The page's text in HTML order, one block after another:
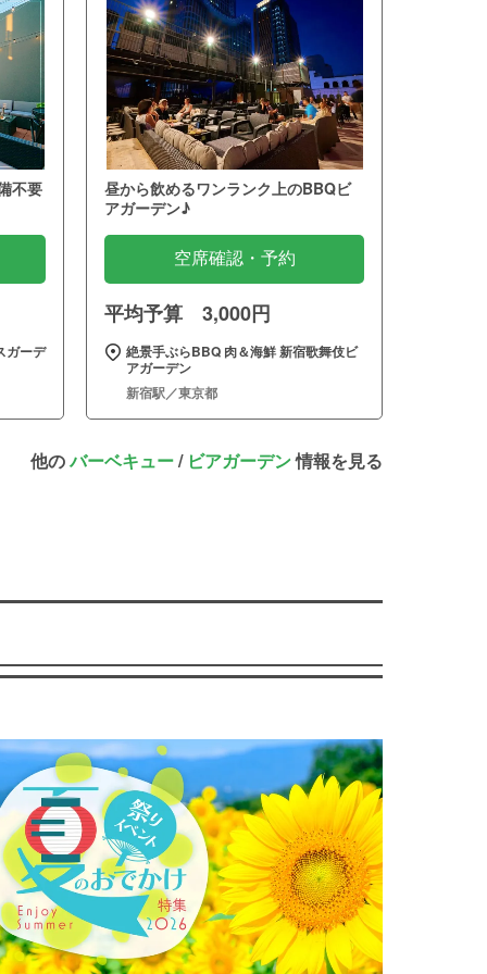
不要
ガーデ
昼から飲めるワンランク上のBBQビ
アガーデン♪
空席確認・予約
平均予算 3,000円
絶景手ぶらBBQ 肉＆海鮮 新宿歌舞伎ビ
アガーデン
新宿駅／東京都
他のバーベキュー/ ビアガーデン情報を見る